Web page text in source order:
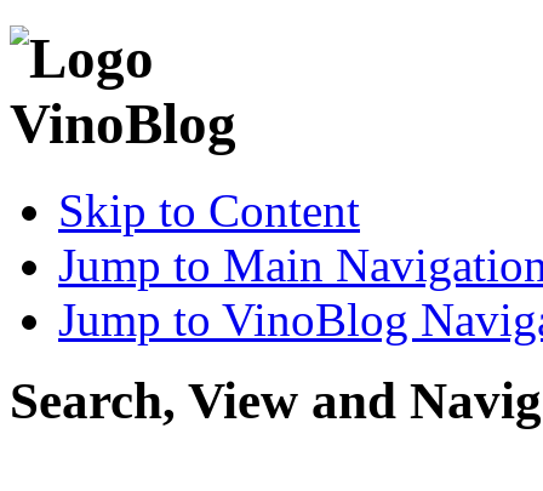
Skip to Content
Jump to Main
Jump to VinoBlog
Search, View and